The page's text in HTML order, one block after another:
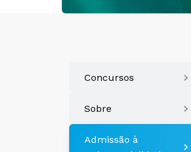
Concursos
Sobre
Admissão à